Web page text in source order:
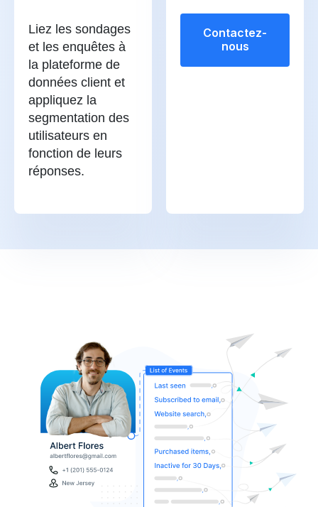
Liez les sondages
et les enquêtes à
la plateforme de
données client et
appliquez la
segmentation des
utilisateurs en
fonction de leurs
réponses.
Contactez-
nous